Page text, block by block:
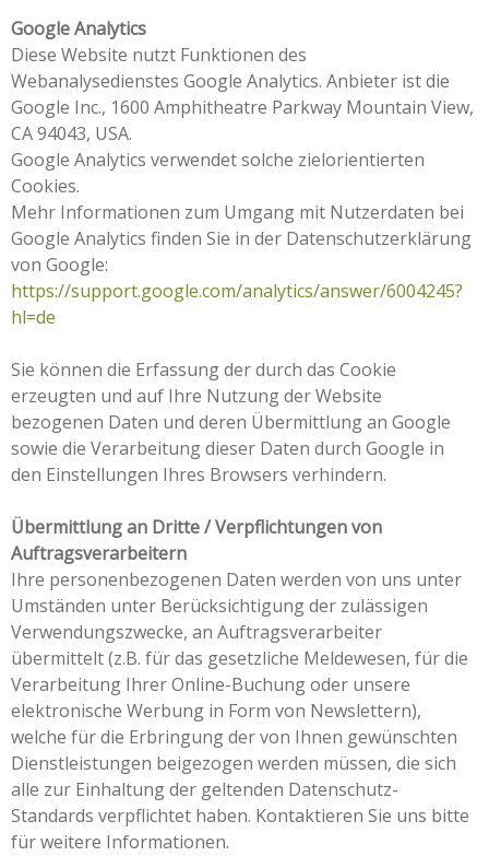
Google Analytics
Diese Website nutzt Funktionen des
Webanalysedienstes Google Analytics. Anbieter ist die
Google Inc., 1600 Amphitheatre Parkway Mountain View,
CA 94043, USA.
Google Analytics verwendet solche zielorientierten
Cookies.
Mehr Informationen zum Umgang mit Nutzerdaten bei
Google Analytics finden Sie in der Datenschutzerklärung
von Google:
https://support.google.com/analytics/answer/6004245?
hl=de
Sie können die Erfassung der durch das Cookie
erzeugten und auf Ihre Nutzung der Website
bezogenen Daten und deren Übermittlung an Google
sowie die Verarbeitung dieser Daten durch Google in
den Einstellungen Ihres Browsers verhindern.
Übermittlung an Dritte / Verpflichtungen von
Auftragsverarbeitern
Ihre personenbezogenen Daten werden von uns unter
Umständen unter Berücksichtigung der zulässigen
Verwendungszwecke, an Auftragsverarbeiter
übermittelt (z.B. für das gesetzliche Meldewesen, für die
Verarbeitung Ihrer Online-Buchung oder unsere
elektronische Werbung in Form von Newslettern),
welche für die Erbringung der von Ihnen gewünschten
Dienstleistungen beigezogen werden müssen, die sich
alle zur Einhaltung der geltenden Datenschutz-
Standards verpflichtet haben. Kontaktieren Sie uns bitte
für weitere Informationen.